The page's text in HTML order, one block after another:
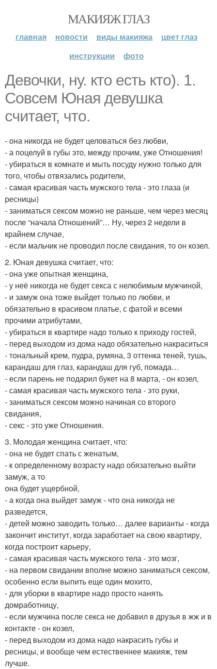
МАКИЯЖ ГЛАЗ
главная новости виды макияжа
цвет глаз
инструкции
фото
Девочки, ну. кто есть кто). 1.
Совсем Юная девушка
считает, что.
- она никогда не будет целоваться без любви,
- а поцелуй в губы это, между прочим, уже Отношения!
- убираться в комнате и мыть посуду нужно только для
того, чтобы отвязались родители,
- самая красивая часть мужского тела - это глаза (и
ресницы)
- заниматься сексом можно не раньше, чем через месяц
после “начала Отношений”… Ну, через 2 недели в
крайнем случае,
- если мальчик не проводил после свидания, то он козел.
2. Юная девушка считает, что:
- она уже опытная женщина,
- у неё никогда не будет секса с нелюбимым мужчиной,
- и замуж она тоже выйдет только по любви, и
обязательно в красивом платье, с фатой и всеми
прочими атрибутами,
- убираться в квартире надо только к приходу гостей,
- перед выходом из дома надо обязательно накраситься
- тональный крем, пудра, румяна, 3 оттенка теней, тушь,
карандаш для глаз, карандаш для губ, помада…
- если парень не подарил букет на 8 марта, - он козел,
- самая красивая часть мужского тела - это руки,
- заниматься сексом можно начиная со второго
свидания,
- секс - это уже Отношения.
3. Молодая женщина считает, что:
- она не будет спать с женатым,
- к определенному возрасту надо обязательно выйти
замуж, а то
она будет ущербной,
- а когда она выйдет замуж - что она никогда не
разведется,
- детей можно заводить только… далее варианты - когда
закончит институт, когда заработает на свою квартиру,
когда построит карьеру,
- самая красивая часть мужского тела - это мозг,
- на первом свидании вполне можно заниматься сексом,
особенно если выпить еще один мохито,
- для уборки в квартире надо просто нанять
домработницу,
- если мужчина после секса не добавил в друзья в жж и в
контакте - он козел,
- перед выходом из дома надо накрасить губы и
ресницы, и вообще чем естественнее макияж, тем
лучше.